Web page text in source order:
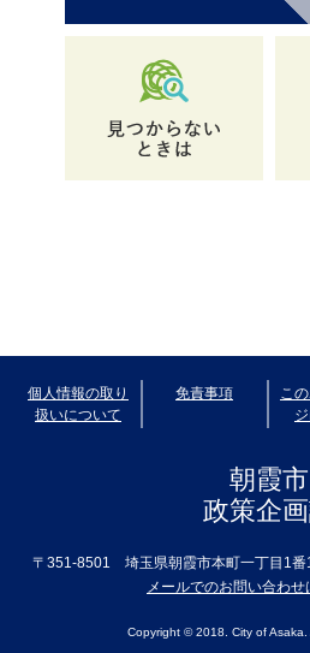
個人情報の取り
扱いについて
免責事項
こ
朝霞市
政策企
〒351-8501 埼玉県朝霞市本町一丁目1
メールでのお問い合わせ
Copyright © 2018. City of Asaka.